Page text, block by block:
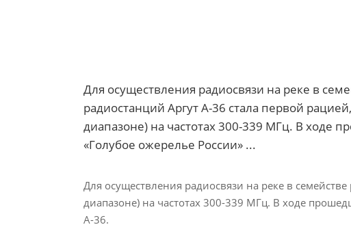
Для осуществления радиосвязи на реке в
радиостанций Аргут А-36 стала первой
диапазоне) на частотах 300-339 МГц. В ходе
«Голубое ожерелье России» ...
Для осуществления радиосвязи на реке в
диапазоне) на частотах 300-339 МГц. В ходе
А-36.